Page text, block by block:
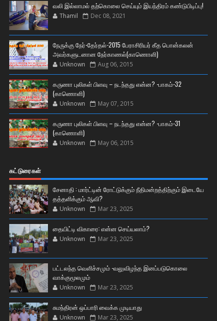
வலி இல்லாமல் தற்கொலை செய்யும் இயந்திரம் கண்டுபிடிப்பு!
Thamil Dec 08, 2021
நேருக்கு நேர்-தேர்தல்-2015 பேராசிரியர் கீத பொன்கலன்
அவர்களுடனான நேர்காணல்(காணொளி)
Unknown Aug 06, 2015
கருணா புலிகள் பிளவு – நடந்தது என்ன? -பாகம்-32
(காணொளி)
Unknown May 07, 2015
கருணா புலிகள் பிளவு – நடந்தது என்ன? -பாகம்-31
(காணொளி)
Unknown May 06, 2015
கட்டுரைகள்
சேனாதி : மார்ட்டின் ரோட்டுக்கும் நீதிமன்றத்திற்கும் இடையே
தத்தளிக்கும் ஆவி?
Unknown Mar 23, 2025
தையிட்டி விகாரை: என்ன செய்யலாம்?
Unknown Mar 23, 2025
பட்டலந்த வெளிச்சமும் -வலுவிழந்த இனப்படுகொலை
வாக்குமூலமும்
Unknown Mar 23, 2025
சுமந்திரன் ஒப்பாரி வைக்க முடியாது
Unknown Mar 23, 2025